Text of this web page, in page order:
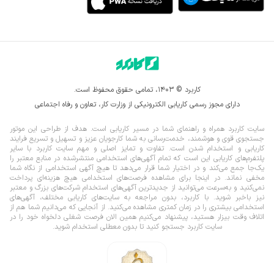
کاربرد © ۱۴۰۳، تمامی حقوق محفوظ است.
دارای مجوز رسمی کاریابی الکترونیکی از وزارت کار، تعاون و رفاه اجتماعی
سایت کاربرد همراه و راهنمای شما در مسیر کاریابی است. هدف از طراحی این موتور
جستجوی قوی و هوشمند، خدمت‌رسانی به شما کارجویان عزیز و تسهیل و تسریع فرایند
کاریابی و استخدام شدن است. تفاوت و تمایز اصلی و مهم سایت کاربرد با سایر
پلتفرم‌های کاریابی این است که تمام آگهی‌های استخدامی منتشرشده در منابع معتبر را
یک‌‌جا جمع می‌کند و در اختیار شما قرار می‌‌‌دهد تا هیچ آگهی استخدامی از نگاه شما
مخفی نماند.در اینجا برای مشاهده فرصت‌های استخدامی هیچ هزینه‌ای پرداخت
نمی‌کنید و به‌سرعت می‌توانید از جدیدترین آگهی‌های استخدام شرکت‌های بزرگ و معتبر
نیز باخبر شوید. با کاربرد، بدون مراجعه به سایت‌های کاریابی مختلف، آگهی‌های
استخدامی بیشتری را در زمان کمتری مشاهده می‌کنید. از آنجایی که می‌دانیم شما هم از
اتلاف وقت بیزار هستید، پیشنهاد می‌کنیم همین الان فرصت شغلی دلخواه خود را در
سایت کاربرد جستجو کنید تا بدون معطلی استخدام شوید.